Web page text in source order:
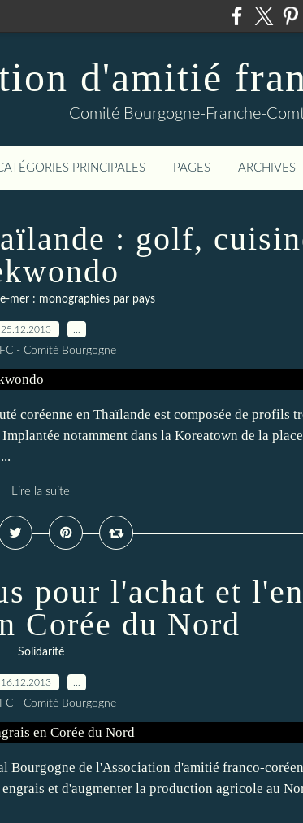
d'amitié
Comité Bourgogne-Franche-
PRINCIPALES PAGES ARCHIVES
: golf,
mer : monographies par pays
25.12.2013
- Comité Bourgogne
coréenne en Thaïlande est composée de profils
notamment dans la Koreatown de la place
Lire la suite
pour l'achat et
Corée du Nord
Solidarité
16.12.2013
- Comité Bourgogne
Bourgogne de l'Association d'amitié franco-
et d'augmenter la production agricole au